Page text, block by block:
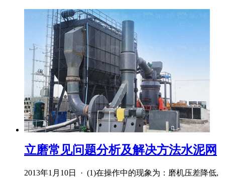
立磨常见问题分析及解决方法水泥网
2013年1月10日 · (1)在操作中的现象为：磨机压差降低,